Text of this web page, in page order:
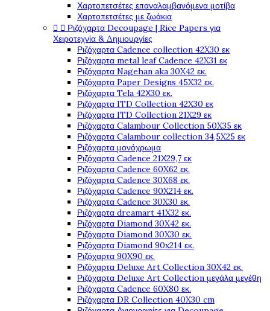
Χαρτοπετσέτες επαναλαμβανόμενα μοτίβα
Χαρτοπετσέτες με ζωάκια
  Ριζόχαρτα Decoupage | Rice Papers για
Χειροτεχνία & Δημιουργίες
Ριζόχαρτα Cadence collection 42X30 εκ
Ριζόχαρτα metal leaf Cadence 42X31 εκ
Ριζόχαρτα Nagehan aka 30X42 εκ.
Ριζόχαρτα Paper Designs 45X32 εκ.
Ριζόχαρτα Tela 42Χ30 εκ.
Ριζόχαρτα ITD Collection 42X30 εκ
Ριζόχαρτα ITD Collection 21X29 εκ
Ριζόχαρτα Calambour Collection 50X35 εκ
Ριζόχαρτα Calambour collection 34,5X25 εκ
Ριζόχαρτα μονόχρωμα
Ριζόχαρτα Cadence 21Χ29,7 εκ
Ριζόχαρτα Cadence 60X62 εκ.
Ριζόχαρτα Cadence 30X68 εκ.
Ριζόχαρτα Cadence 90X214 εκ.
Ριζόχαρτα Cadence 30X30 εκ.
Ριζόχαρτα dreamart 41X32 εκ.
Ριζόχαρτα Diamond 30X42 εκ.
Ριζόχαρτα Diamond 30X30 εκ.
Ριζόχαρτα Diamond 90x214 εκ.
Ριζόχαρτα 90X90 εκ.
Ριζόχαρτα Deluxe Art Collection 30X42 εκ.
Ριζόχαρτα Deluxe Art Collection μεγάλα μεγέθη
Ριζόχαρτα Cadence 60X80 εκ.
Ριζόχαρτα DR Collection 40X30 cm